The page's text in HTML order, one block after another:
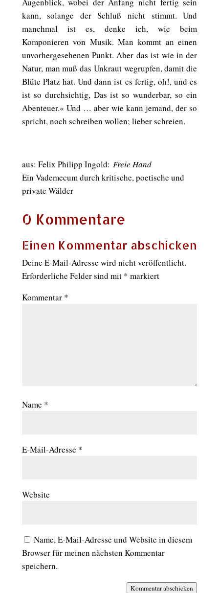
kann, solange der Schluß nicht stimmt. Und
manchmal ist es, denke ich, wie beim
Komponieren von Musik. Man kommt an einen
unvorhergesehenen Punkt. Aber das ist wie in der
Natur, man muß das Unkraut wegrupfen, damit die
Blüte Platz hat. Und dann ist es fertig, oh!, und es
ist so durchsichtig, Das ist so wunderbar, so ein
Abenteuer.« Und … aber wie kann jemand, der so
spricht, noch schreiben wollen; lieber schreien.
aus: Felix Philipp Ingold: Freie Hand
Ein Vademecum durch kritische, poetische und
private Wälder
0 Kommentare
Einen Kommentar abschicken
Deine E-Mail-Adresse wird nicht veröffentlicht.
Erforderliche Felder sind mit * markiert
Kommentar *
Name *
E-Mail-Adresse *
Website
Name, E-Mail-Adresse und Website in diesem
Browser für meinen nächsten Kommentar
speichern.
Kommentar abschicken